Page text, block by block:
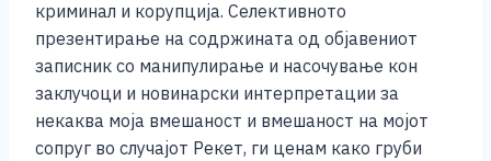
o
o
k
g
er
p
p
n
k
криминал и корупција. Селективното
презентирање на содржината од објавениот
записник со манипулирање и насочување кон
заклучоци и новинарски интерпретации за
некаква моја вмешаност и вмешаност на мојот
сопруг во случајот Рекет, ги ценам како груби